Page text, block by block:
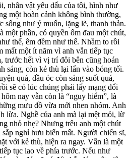
nhân vật yêu dấu của tôi, hình như
một hoàn cảnh không bình thường,
sống như ý muốn, lặng lẽ, thanh thản.
một phần, có quyền ốm đau một chút,
thế, êm đềm như thế. Nhầm to rồi
mất một ít năm vì anh vẫn tiếp tục
trước hết vì vị trí đôi bên cũng hoán
sáng, còn kẻ thù lại lẩn vào bóng tối.
quá, đầu óc còn sáng suốt quá,
sẽ có lúc chúng phải lấy mạng đổi
nay vẫn còn là “nguy hiểm”, là
mưu đồ vừa mới nhen nhóm. Anh
lừa. Nghề của anh mà lại mệt mỏi, lừ
nhỏ nhẹ? Nhưng trêu anh một chút
nghỉ hưu biến mất. Người chiến sĩ,
với kẻ thù, hiện ra ngay. Vẫn là một
tục lao về phía trước. Nếu như